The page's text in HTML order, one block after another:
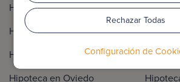
Rechazar Todas
Configuración de
Hipoteca en Málaga
Hipoteca en Huesca
Hipoteca en Zaragoza
Hipoteca en Oviedo